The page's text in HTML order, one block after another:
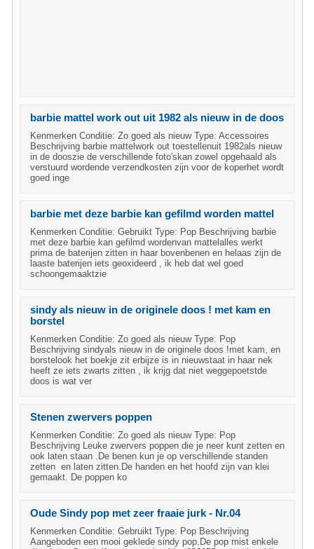
barbie mattel work out uit 1982 als nieuw in de doos
Kenmerken Conditie: Zo goed als nieuw Type: Accessoires
Beschrijving barbie mattelwork out toestellenuit 1982als nieuw
in de dooszie de verschillende foto'skan zowel opgehaald als
verstuurd wordende verzendkosten zijn voor de koperhet wordt
goed inge
barbie met deze barbie kan gefilmd worden mattel
Kenmerken Conditie: Gebruikt Type: Pop Beschrijving barbie
met deze barbie kan gefilmd wordenvan mattelalles werkt
prima de baterijen zitten in haar bovenbenen en helaas zijn de
laaste baterijen iets geoxideerd , ik heb dat wel goed
schoongemaaktzie
sindy als nieuw in de originele doos ! met kam en
borstel
Kenmerken Conditie: Zo goed als nieuw Type: Pop
Beschrijving sindyals nieuw in de originele doos !met kam, en
borstelook het boekje zit erbijze is in nieuwstaat in haar nek
heeft ze iets zwarts zitten , ik krijg dat niet weggepoetstde
doos is wat ver
Stenen zwervers poppen
Kenmerken Conditie: Zo goed als nieuw Type: Pop
Beschrijving Leuke zwervers poppen die je neer kunt zetten en
ook laten staan .De benen kun je op verschillende standen
zetten en laten zitten.De handen en het hoofd zijn van klei
gemaakt. De poppen ko
Oude Sindy pop met zeer fraaie jurk - Nr.04
Kenmerken Conditie: Gebruikt Type: Pop Beschrijving
Aangeboden een mooi geklede sindy pop.De pop mist enkele